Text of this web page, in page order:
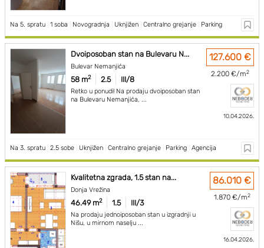
Na 5. spratu 1 soba Novogradnja Uknjižen Centralno grejanje Parking
Dvoiposoban stan na Bulevaru N...
Bulevar Nemanjića
58 m2 2.5 III/8
Retko u ponudi! Na prodaju dvoiposoban stan
na Bulevaru Nemanjića, ...
127.600 €
2.200 €/m2
10.04.2026.
Na 3. spratu 2.5 sobe Uknjižen Centralno grejanje Parking Agencija
Kvalitetna zgrada, 1.5 stan na...
Donja Vrežina
46.49 m2 1.5 III/3
Na prodaju jednoiposoban stan u izgradnji u
Nišu, u mirnom naselju ...
86.010 €
1.870 €/m2
16.04.2026.